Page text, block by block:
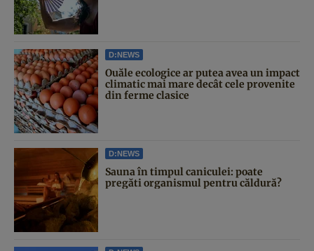
D:NEWS
Ouăle ecologice ar putea avea un impact
climatic mai mare decât cele provenite
din ferme clasice
D:NEWS
Sauna în timpul caniculei: poate
pregăti organismul pentru căldură?